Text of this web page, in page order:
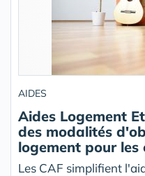
AIDES
Aides Logement
des modalités
logement pour
Les CAF simplifient